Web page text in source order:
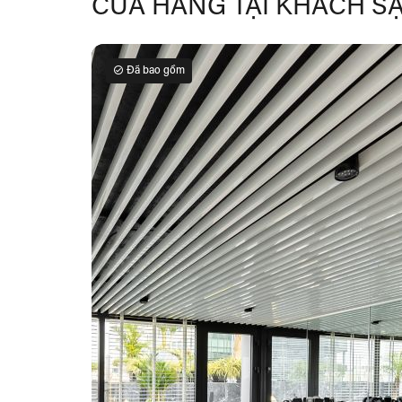
CỬA HÀNG TẠI KHÁCH
Đã bao gồm